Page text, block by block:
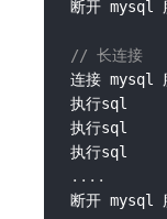
断开 mysql
// 长连接
连接 mysql
执行sql
执行sql
. . . .